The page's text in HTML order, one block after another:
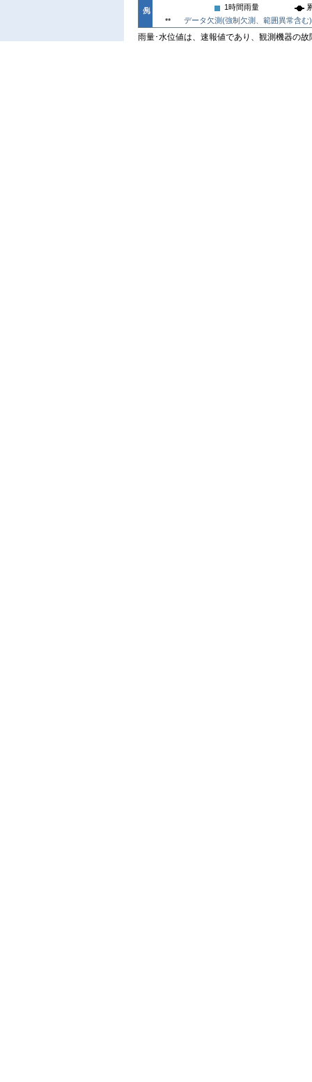
1時間雨量
**
データ欠測(強制欠測、範囲異常含む)
雨量･水位値は、速報値であり、観測機器の